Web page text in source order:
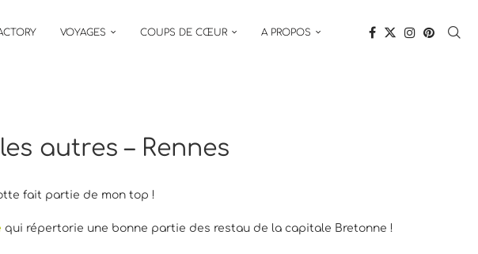
VOYAGES COUPS DE CŒUR A PROPOS
autres – Rennes
fait partie de mon top !
qui répertorie une bonne partie des restau de la capitale Bretonne !